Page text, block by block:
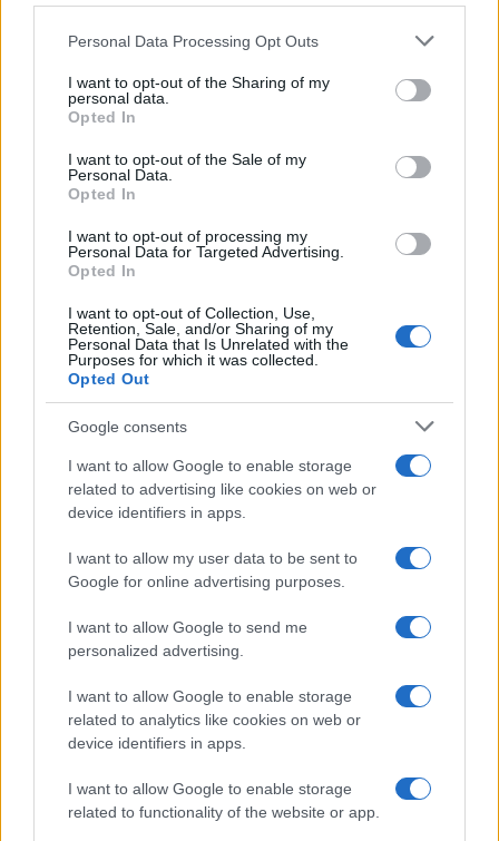
Please note that this website/app uses one or more Google
not limited to your visit or usage behaviour. You may click to
grant or deny consent to Google and its third-party tags to
use your data for below specified purposes in below Google
consent section.
Personal Data Processing Opt Outs
I want to opt-out of the Sharing of my
personal data.
Opted In
I want to opt-out of the Sale of my
Personal Data.
Opted In
I want to opt-out of processing my
Personal Data for Targeted Advertising.
Opted In
I want to opt-out of Collection, Use,
Retention, Sale, and/or Sharing of my
Personal Data that Is Unrelated with the
Purposes for which it was collected.
Opted Out
Google consents
I want to allow Google to enable storage
related to advertising like cookies on web or
device identifiers in apps.
I want to allow my user data to be sent to
Google for online advertising purposes.
I want to allow Google to send me
personalized advertising.
I want to allow Google to enable storage
related to analytics like cookies on web or
device identifiers in apps.
I want to allow Google to enable storage
related to functionality of the website or app.
Inviaci le tue segnalazioni,
345 356 7512
daGoogle News
F
a
ce
o
k
T
w
it
r
Pi
n
te
st
W
h
at
A
p
p
S
a
re
Articolo precedente
NOTIZIE RECENTI
Ristorante distrutto dalle fiamme a La
Maddalena, incendio a Monti d’à rena